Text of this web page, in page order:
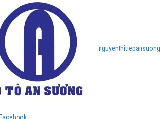
nguyenthitiepansuong
Facebook